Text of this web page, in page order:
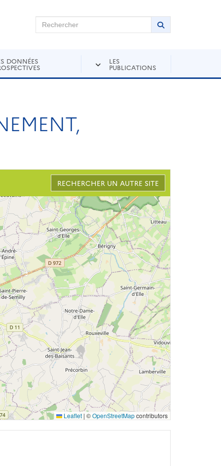
sur Andra Inventaire Rechercher
Lancer la
DONNÉES LES
PUBLICATIONS
RECHERCHER UN AUTRE SITE
Leaflet | ©OpenStreetMapcontributors